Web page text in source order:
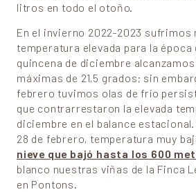
litros en todo el otoño.
En el invierno 2022-2023 sufrimos
temperatura elevada para la época
quincena de diciembre
máximas de 21,5 grados; sin
febrero tuvimos olas de frío
que contrarrestaron la elevada
diciembre en el balance
28 de febrero, temperatura muy
nieve que bajó hasta los 600
blanco nuestras viñas de la Finca
en Pontons.